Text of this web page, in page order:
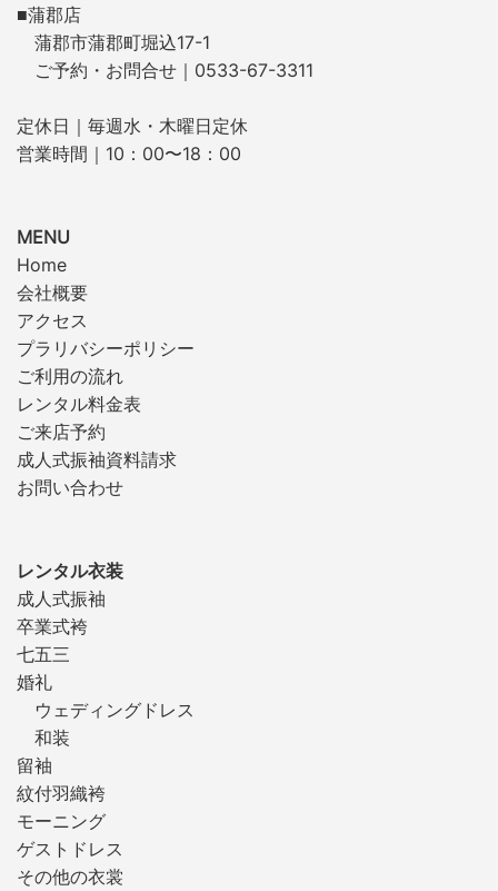
■蒲郡店
蒲郡市蒲郡町堀込17-1
ご予約・お問合せ｜0533-67-3311
定休日｜毎週水・木曜日定休
営業時間｜10：00〜18：00
MENU
Home
会社概要
アクセス
プラリバシーポリシー
ご利用の流れ
レンタル料金表
ご来店予約
成人式振袖資料請求
お問い合わせ
レンタル衣装
成人式振袖
卒業式袴
七五三
婚礼
ウェディングドレス
和装
留袖
紋付羽織袴
モーニング
ゲストドレス
その他の衣裳